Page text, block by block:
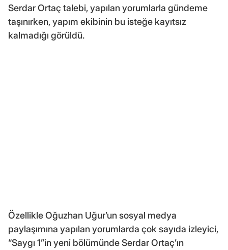
Serdar Ortaç talebi, yapılan yorumlarla gündeme
taşınırken, yapım ekibinin bu isteğe kayıtsız
kalmadığı görüldü.
Özellikle Oğuzhan Uğur’un sosyal medya
paylaşımına yapılan yorumlarda çok sayıda izleyici,
“Saygı 1”in yeni bölümünde Serdar Ortaç’ın